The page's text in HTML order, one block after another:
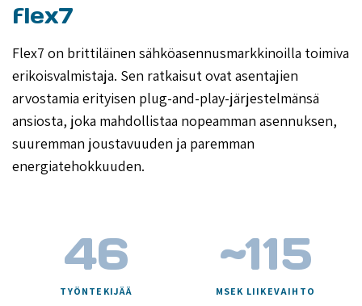
flex7
Flex7 on brittiläinen sähköasennusmarkkinoilla toimiva
erikoisvalmistaja. Sen ratkaisut ovat asentajien
arvostamia erityisen plug-and-play-järjestelmänsä
ansiosta, joka mahdollistaa nopeamman asennuksen,
suuremman joustavuuden ja paremman
energiatehokkuuden.
46
TYÖNTEKIJÄÄ
~115
MSEK LIIKEVAIHTO